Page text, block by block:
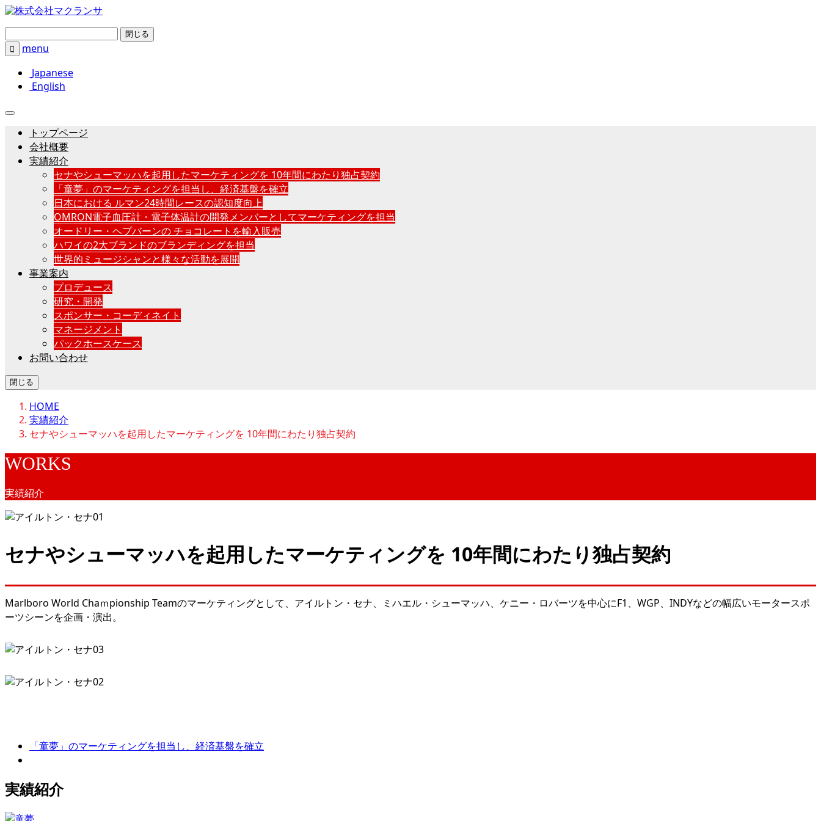
閉じる

menu
Japanese
English
トップページ
会社概要
実績紹介
セナやシューマッハを起用したマーケティングを 10年間にわたり独占契約
「童夢」のマーケティングを担当し、経済基盤を確立
日本における ルマン24時間レースの認知度向上
OMRON電子血圧計・電子体温計の開発メンバーとしてマーケティングを担当
オードリー・ヘプバーンの チョコレートを輸入販売
ハワイの2大ブランドのブランディングを担当
世界的ミュージシャンと様々な活動を展開
事業案内
プロデュース
研究・開発
スポンサー・コーディネイト
マネージメント
パックホースケース
お問い合わせ
閉じる
HOME
実績紹介
セナやシューマッハを起用したマーケティングを 10年間にわたり独占契約
WORKS
実績紹介
セナやシューマッハを起用したマーケティングを 10年間にわたり独占契約
Marlboro World Chaｍpionship Teamのマーケティングとして、アイルトン・セナ、ミハエル・シューマッハ、ケニー・ロバーツを中心にF1、WGP、INDYなどの幅広いモータースポ
ーツシーンを企画・演出。
「童夢」のマーケティングを担当し、経済基盤を確立
実績紹介